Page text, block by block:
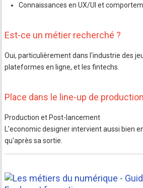
Connaissances en UX/UI et
Est-ce un métier recherché ?
Oui, particulièrement dans l'industrie des
plateformes en ligne, et les fintechs.
Place dans le line-up de production
Production et Post-lancement
L'economic designer intervient aussi bien
qu'après sa sortie.